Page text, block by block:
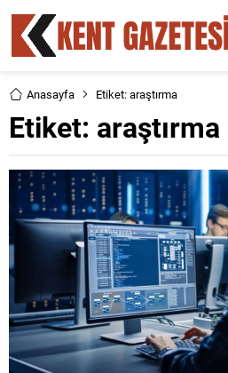
Anasayfa Etiket: araştırma
Etiket: araştırma